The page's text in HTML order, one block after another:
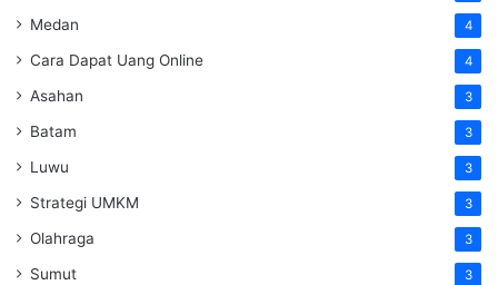
Medan 4
Cara Dapat Uang Online 4
Asahan 3
Batam 3
Luwu 3
Strategi UMKM 3
Olahraga 3
Sumut 3